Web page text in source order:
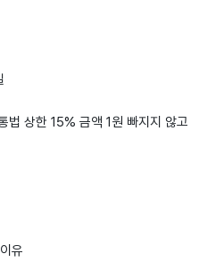
법 상한 15% 금액 1원 빠지지 않고
유